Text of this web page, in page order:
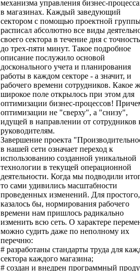
механизма управления бизнес-
в магазинах. Каждый заведующий
сектором с помощью проектной
расписал абсолютно все виды
своего сектора в течение дня с
до трех-пяти минут. Такое подробное
описание послужило основой
досконального учета и планирования
работы в каждом секторе - а значит, и
рабочего времени сотрудников. Какое
широкое поле открылось при этом для
оптимизации бизнес-процессов!
оптимизации не "сверху", а "снизу",
идущей в направлении от сотрудников
руководителям.
Завершение проекта
в нашей сети означает переход к
использованию созданной уникальной
технологии в текущей операционной
деятельности. Когда мы подводили
то сами удивились масштабности
проведенных изменений. Для простого,
казалось бы, нормирования рабочего
времени нам пришлось радикально
изменить всю сеть. О характере
можно судить даже по неполному их
перечню:
# разработаны стандарты труда для
сектора каждого магазина;
# создан и внедрен программный